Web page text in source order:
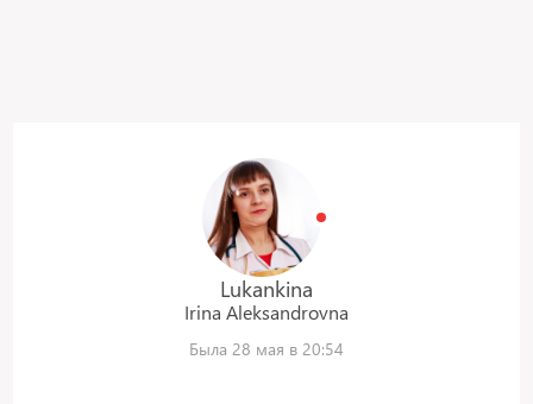
Lukankina
Irina Aleksandrovna
Была 28 мая в 20:54